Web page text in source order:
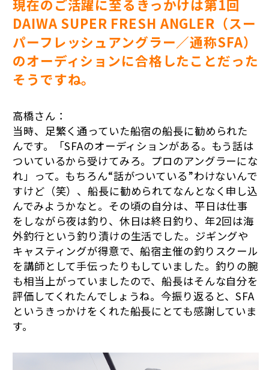
現在のご活躍に至るきっかけは第1回
DAIWA SUPER FRESH ANGLER（スー
パーフレッシュアングラー／通称SFA）
のオーディションに合格したことだった
そうですね。
高橋さん：
当時、足繁く通っていた船宿の船長に勧められた
んです。「SFAのオーディションがある。もう話は
ついているから受けてみろ。プロのアングラーにな
れ」って。もちろん“話がついている”わけないんで
すけど（笑）、船長に勧められてなんとなく申し込
んでみようかなと。その頃の自分は、平日は仕事
をしながら夜は釣り、休日は終日釣り、年2回は海
外釣行という釣り漬けの生活でした。ジギングや
キャスティングが得意で、船宿主催の釣りスクール
を講師として手伝ったりもしていました。釣りの腕
も相当上がっていましたので、船長はそんな自分を
評価してくれたんでしょうね。今振り返ると、SFA
というきっかけをくれた船長にとても感謝していま
す。